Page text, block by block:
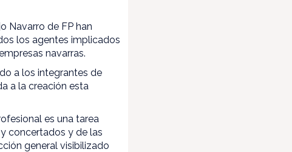
Navarro de FP han
los agentes implicados
navarras.
a los integrantes de
a la creación esta
es una tarea
concertados y de las
general visibilizado